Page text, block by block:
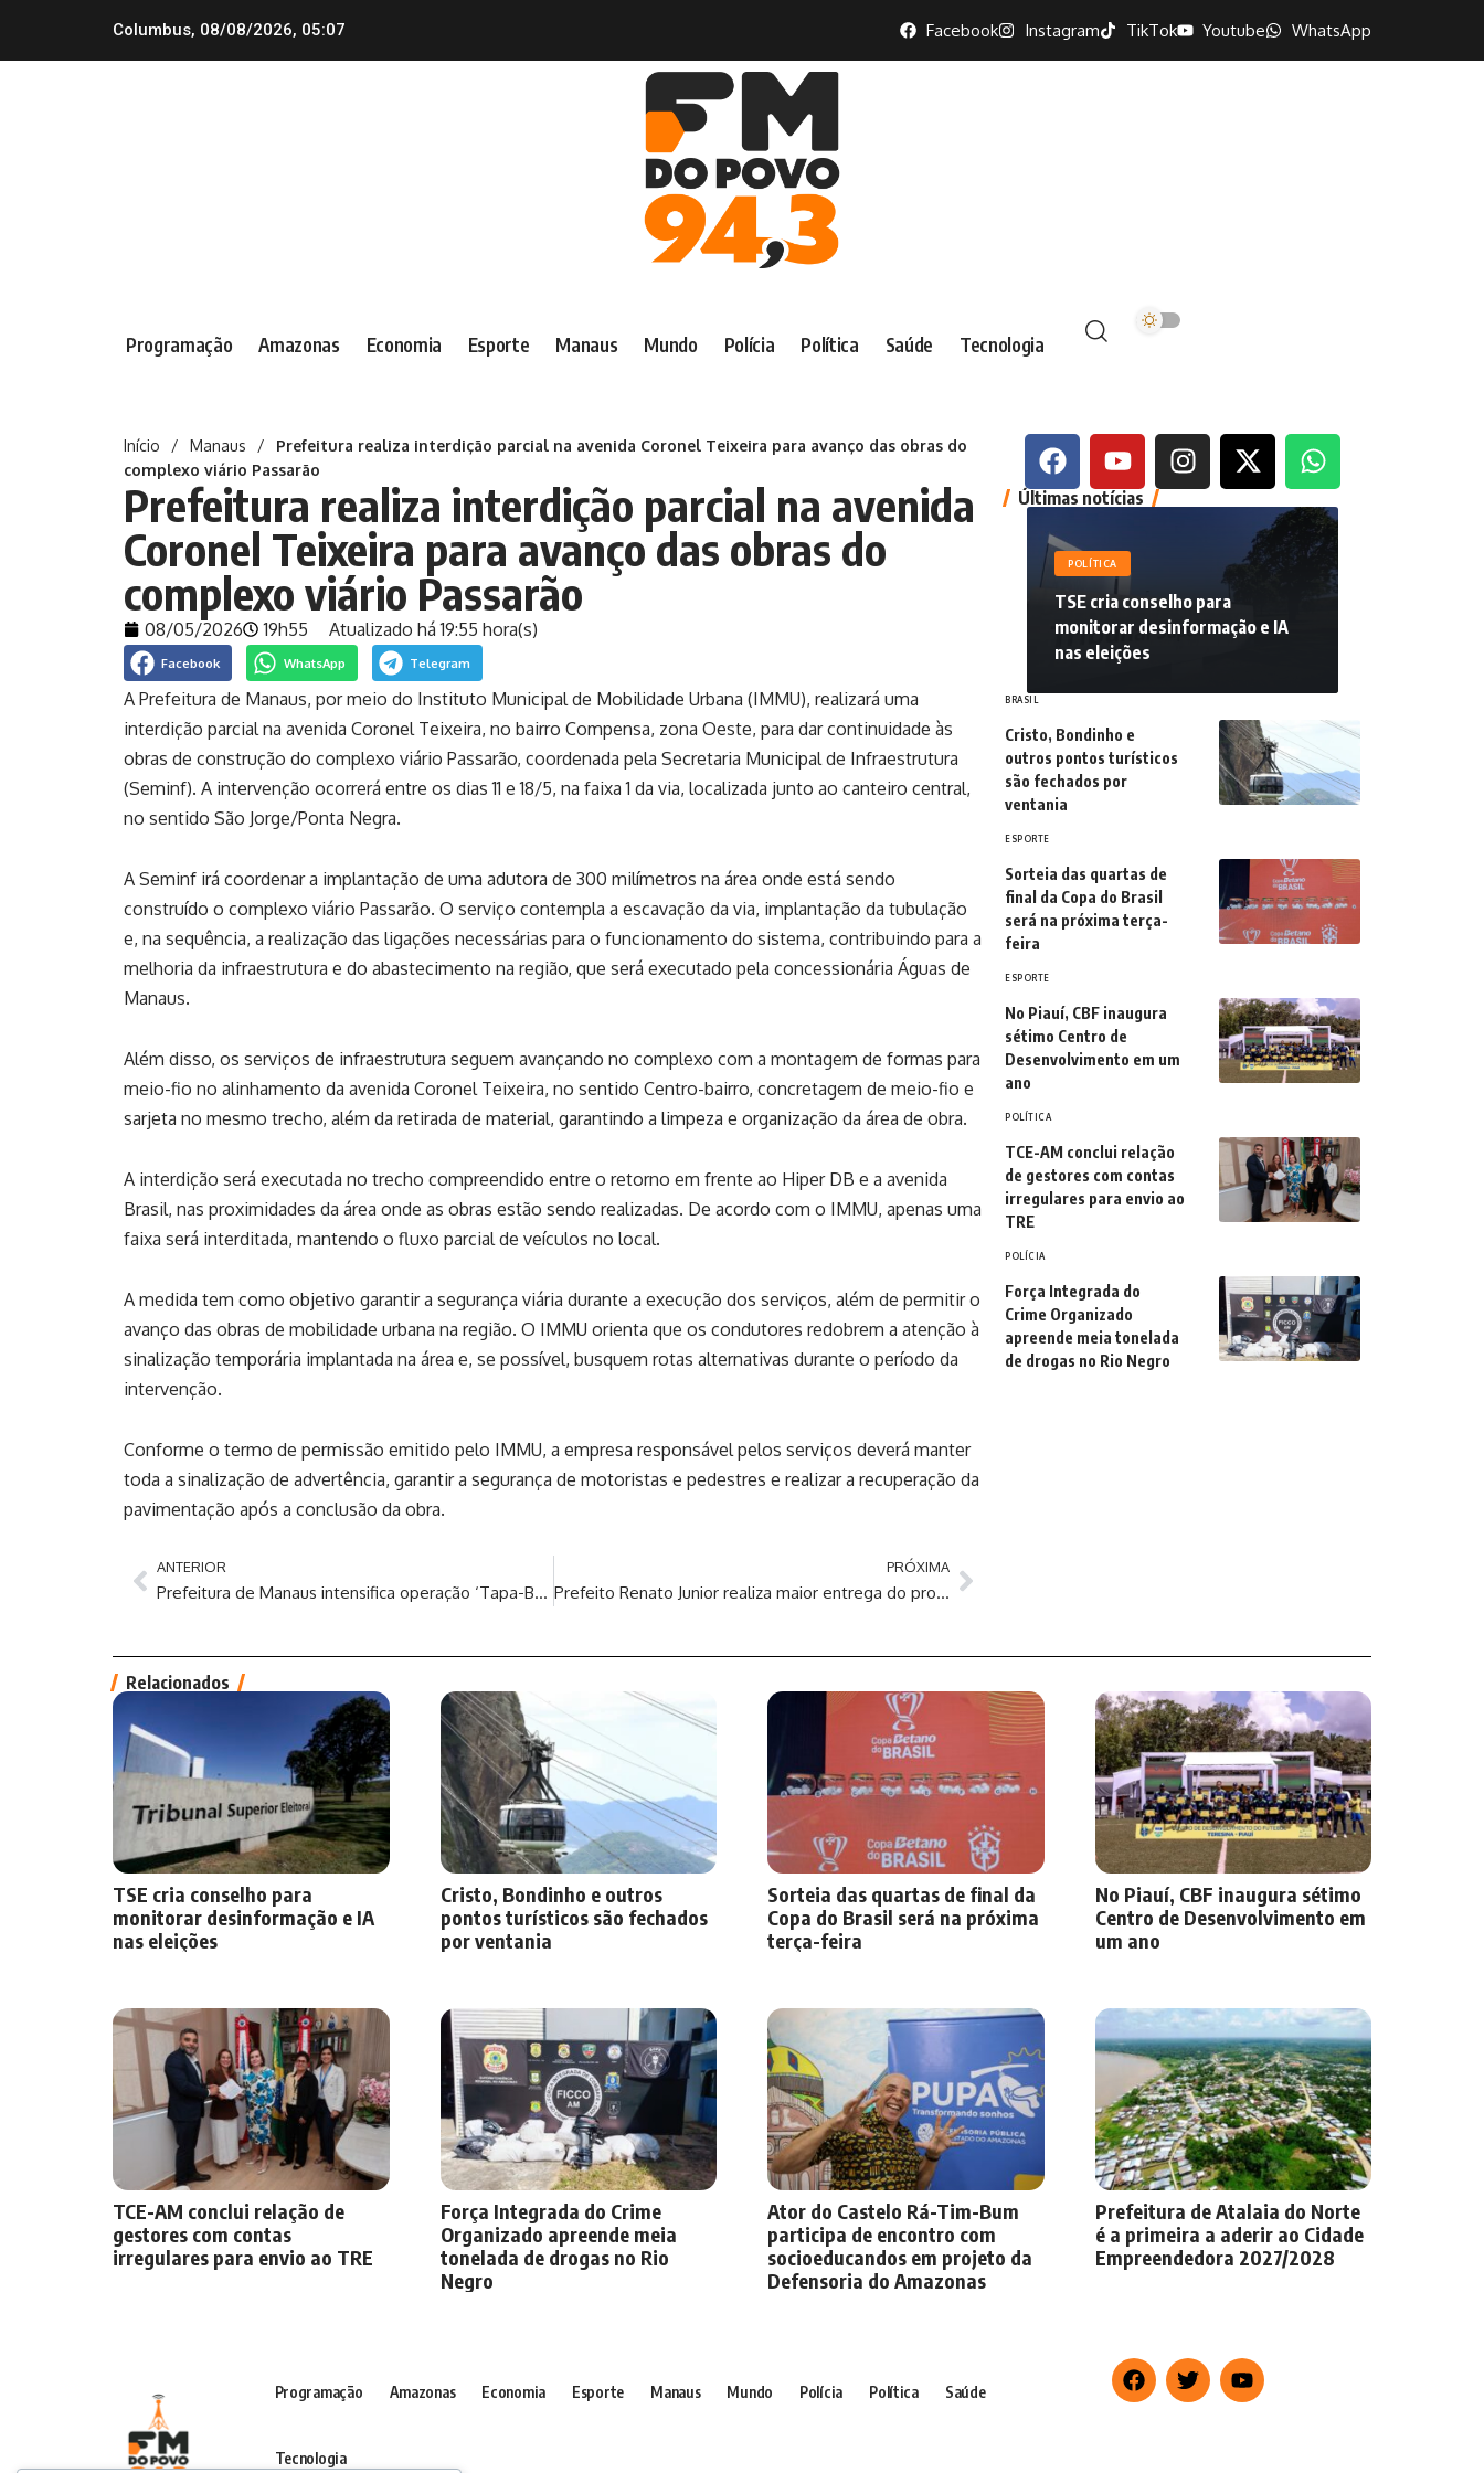
Columbus, 08/08/2026, 05:07 Facebook Instagram TikTok Youtube WhatsApp
Programação Amazonas Economia Esporte Manaus Mundo Polícia Política Saúde Tecnologia
Início / Manaus /
Prefeitura realiza interdição parcial na avenida Coronel Teixeira para avanço das obras do
complexo viário Passarão
Prefeitura realiza interdição parcial na avenida
Coronel Teixeira para avanço das obras do
complexo viário Passarão
08/05/2026 19h55 Atualizado há 19:55 hora(s)
Facebook WhatsApp Telegram
A Prefeitura de Manaus, por meio do Instituto Municipal de Mobilidade Urbana (IMMU), realizará uma
interdição parcial na avenida Coronel Teixeira, no bairro Compensa, zona Oeste, para dar continuidade às
obras de construção do complexo viário Passarão, coordenada pela Secretaria Municipal de Infraestrutura
(Seminf). A intervenção ocorrerá entre os dias 11 e 18/5, na faixa 1 da via, localizada junto ao canteiro central,
no sentido São Jorge/Ponta Negra.
A Seminf irá coordenar a implantação de uma adutora de 300 milímetros na área onde está sendo
construído o complexo viário Passarão. O serviço contempla a escavação da via, implantação da tubulação
e, na sequência, a realização das ligações necessárias para o funcionamento do sistema, contribuindo para a
melhoria da infraestrutura e do abastecimento na região, que será executado pela concessionária Águas de
Manaus.
Além disso, os serviços de infraestrutura seguem avançando no complexo com a montagem de formas para
meio-fio no alinhamento da avenida Coronel Teixeira, no sentido Centro-bairro, concretagem de meio-fio e
sarjeta no mesmo trecho, além da retirada de material, garantindo a limpeza e organização da área de obra.
A interdição será executada no trecho compreendido entre o retorno em frente ao Hiper DB e a avenida
Brasil, nas proximidades da área onde as obras estão sendo realizadas. De acordo com o IMMU, apenas uma
faixa será interditada, mantendo o fluxo parcial de veículos no local.
A medida tem como objetivo garantir a segurança viária durante a execução dos serviços, além de permitir o
avanço das obras de mobilidade urbana na região. O IMMU orienta que os condutores redobrem a atenção à
sinalização temporária implantada na área e, se possível, busquem rotas alternativas durante o período da
intervenção.
Conforme o termo de permissão emitido pelo IMMU, a empresa responsável pelos serviços deverá manter
toda a sinalização de advertência, garantir a segurança de motoristas e pedestres e realizar a recuperação da
pavimentação após a conclusão da obra.
ANTERIOR
Prefeitura de Manaus intensifica operação ‘Tapa-Buracos’ no bairro Cidade Nova, na zona Norte da capital
PRÓXIMA
Prefeito Renato Junior realiza maior entrega do programa ‘Mãe Manauara’
Últimas notícias
POLÍTICA
TSE cria conselho para
monitorar desinformação e IA
nas eleições
BRASIL
Cristo, Bondinho e
outros pontos turísticos
são fechados por
ventania
ESPORTE
Sorteia das quartas de
final da Copa do Brasil
será na próxima terça-
feira
ESPORTE
No Piauí, CBF inaugura
sétimo Centro de
Desenvolvimento em um
ano
POLÍTICA
TCE-AM conclui relação
de gestores com contas
irregulares para envio ao
TRE
POLÍCIA
Força Integrada do
Crime Organizado
apreende meia tonelada
de drogas no Rio Negro
Relacionados
TSE cria conselho para
monitorar desinformação e IA
nas eleições
Cristo, Bondinho e outros
pontos turísticos são fechados
por ventania
Sorteia das quartas de final da
Copa do Brasil será na próxima
terça-feira
No Piauí, CBF inaugura sétimo
Centro de Desenvolvimento em
um ano
TCE-AM conclui relação de
gestores com contas
irregulares para envio ao TRE
Força Integrada do Crime
Organizado apreende meia
tonelada de drogas no Rio
Negro
Ator do Castelo Rá-Tim-Bum
participa de encontro com
socioeducandos em projeto da
Defensoria do Amazonas
Prefeitura de Atalaia do Norte
é a primeira a aderir ao Cidade
Empreendedora 2027/2028
Programação Amazonas Economia Esporte Manaus Mundo Polícia Política Saúde
Tecnologia